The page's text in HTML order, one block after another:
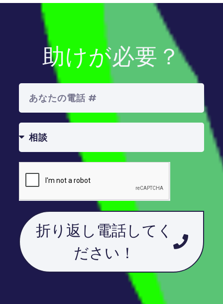
助けが必要？
折り返し電話してく
ださい！